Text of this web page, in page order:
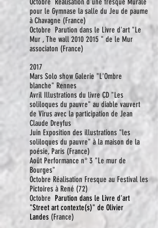
pour le Gymnase la salle du Jeu de paume
à Chavagne (France)
Octobre Parution dans le Livre d'art "Le
Mur , The wall 2010 2015 " de le Mur
associaton (France)
2017
Mars Solo show Galerie "L'Ombre
blanche" Rennes
Avril Illustrations du livre CD "Les
soliloques du pauvre" au diable vauvert
de Vîrus avec la participation de Jean
Claude Dreyfus
Juin Exposition des illustrations "les
soliloques du pauvre" à la maison de la
poésie, Paris (France)
Août Performance n° 3 "Le mur de
Bourges"
Octobre Réalisation Fresque au Festival les
Pictoires à René (72)
Octobre Parution dans le Livre d'art
"Street art contexte(s)" de Olivier
Landes (France)